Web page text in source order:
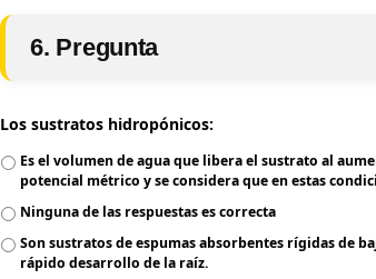
6. Pregunta
Los sustratos hidropónicos:
Es el volumen de agua que libera el sustrato al
potencial métrico y se considera que en estas
Ninguna de las respuestas es correcta
Son sustratos de espumas absorbentes rígidas de
rápido desarrollo de la raíz.